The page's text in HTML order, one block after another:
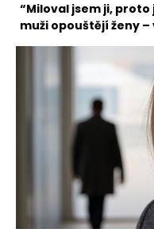
“Miloval jsem ji, proto
muži opouštějí ženy